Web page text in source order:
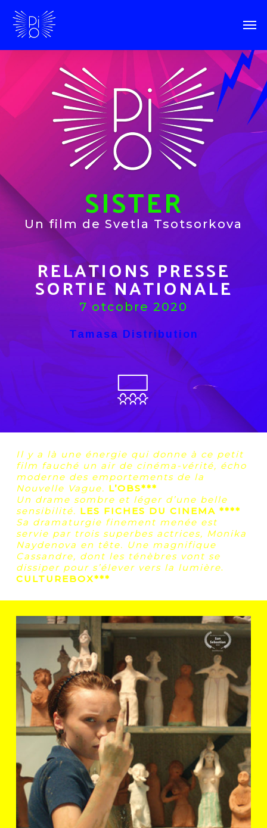
SISTER
Un film de Svetla Tsotsorkova
RELATIONS PRESSE
SORTIE NATIONALE
7 otcobre 2020
Tamasa Distribution
Il y a là une énergie qui donne à ce petit
film fauché un air de cinéma-vérité, écho
moderne des emportements de la
Nouvelle Vague. L’OBS***
Un drame sombre et léger d’une belle
sensibilité. LES FICHES DU CINEMA ****
Sa dramaturgie finement menée est
servie par trois superbes actrices, Monika
Naydenova en tête. Une magnifique
Cassandre, dont les ténèbres vont se
dissiper pour s’élever vers la lumière.
CULTUREBOX***